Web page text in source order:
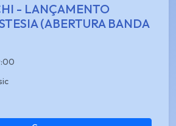
- LANÇAMENTO
(ABERTURA BANDA